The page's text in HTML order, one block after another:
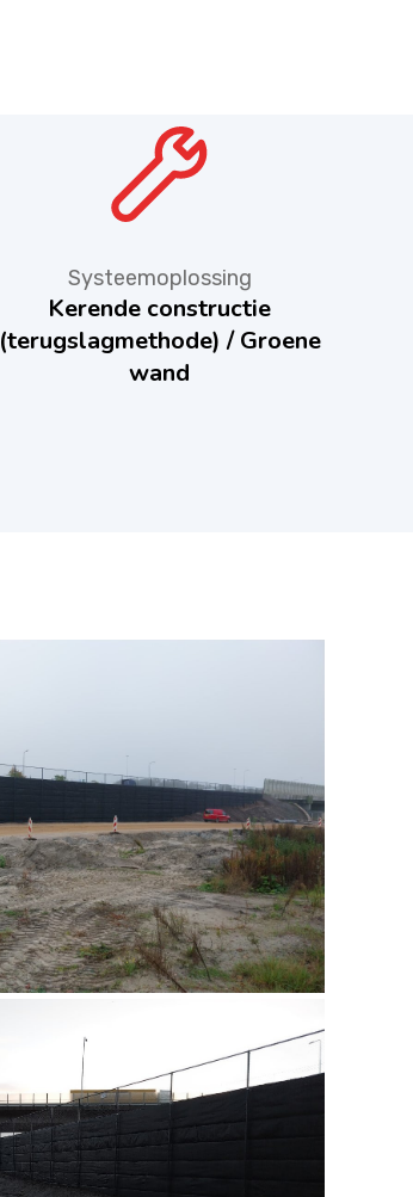
Systeemoplossing
Kerende constructie
(terugslagmethode) / Groene
wand